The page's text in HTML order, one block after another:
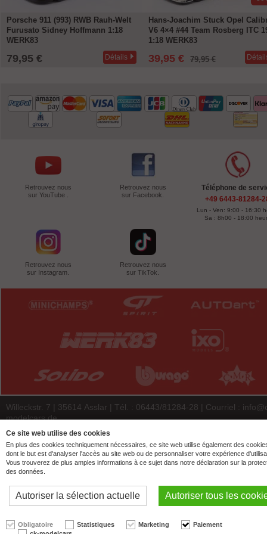
Porsche 911 (993) RWB Rauh-Welt
Furusato Sidney Hoffmann 1:18
WERK83
79,95 € Détails
Hans-Joachim Stuck Opel
V6 4×4 #44 Team Rosberg ITC
1:18 WERK83
39,95 € 79,95 €
Retrouvez nous
sur YouTube .
Retrouvez nous
sur Facebook.
Retrouvez nous
sur Instagram.
Retrouvez nous
sur TikTok.
Téléphone de
+49 6443-81284-
Lun - Ven: 9:00 - 16:30
Sa : 8h00 - 18:00
Willeckstr. 7 | 35614 Asslar | Tél. : 06443/81284-28 | Courriel :
modelcars.de
© 2026 | ck-modelcars Christoph Krombach e.K.
4.9/5.00 of7438 ck-modelcars.de customer reviews | Trusted Shops
Ce site web utilise des cookies
En plus des cookies techniquement nécessaires, ce site web utilise également des
dont le but est d'analyser l'accès au site web ou de personnaliser votre expérience
Vous trouverez de plus amples informations à ce sujet dans notre déclaration sur la
des données.
Autoriser la sélection actuelle Autoriser tous les
Obligatoire Statistiques Marketing
Paiement